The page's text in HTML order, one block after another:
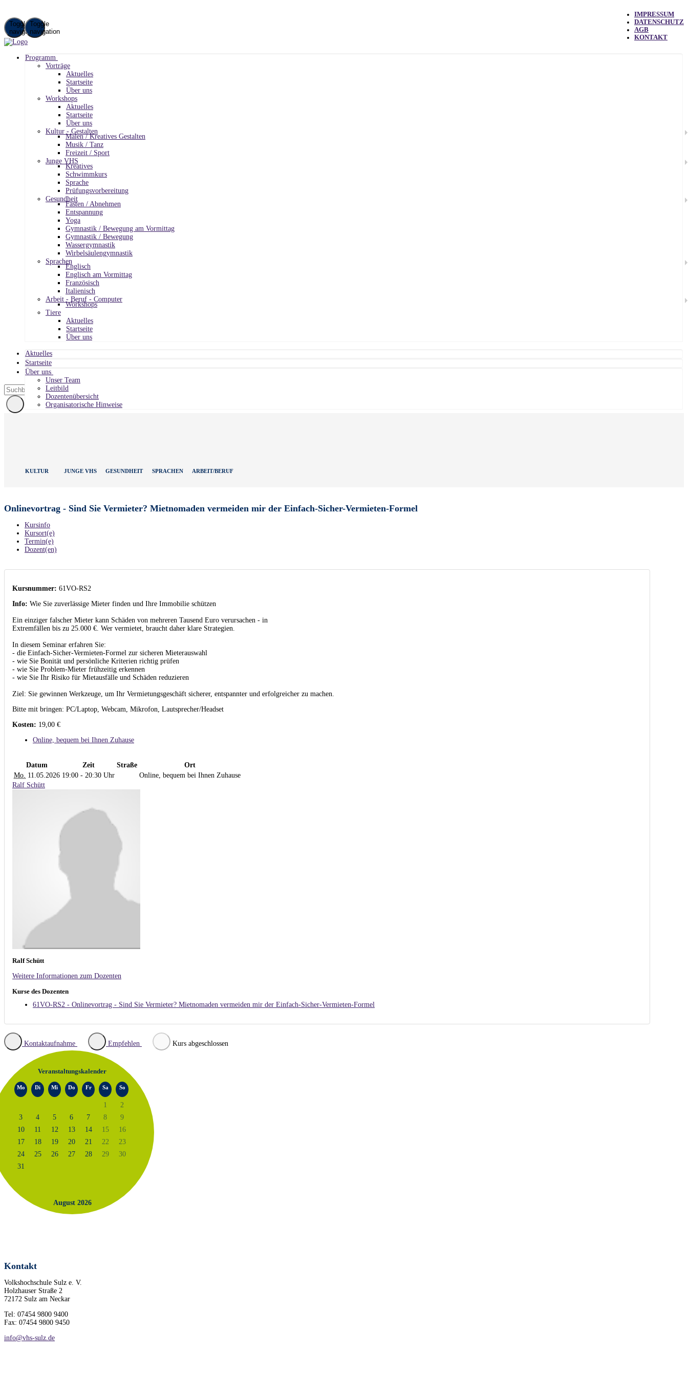
IMPRESSUM
DATENSCHUTZ
AGB
KONTAKT
Toggle
navigation
Toggle
navigation
Programm
Vorträge
Aktuelles
Startseite
Über uns
Workshops
Aktuelles
Startseite
Über uns
Kultur - Gestalten
Malen / Kreatives Gestalten
Musik / Tanz
Freizeit / Sport
Junge VHS
Kreatives
Schwimmkurs
Sprache
Prüfungsvorbereitung
Gesundheit
Fasten / Abnehmen
Entspannung
Yoga
Gymnastik / Bewegung am Vormittag
Gymnastik / Bewegung
Wassergymnastik
Wirbelsäulengymnastik
Sprachen
Englisch
Englisch am Vormittag
Französisch
Italienisch
Arbeit - Beruf - Computer
Workshops
Tiere
Aktuelles
Startseite
Über uns
Aktuelles
Startseite
Über uns
Unser Team
Leitbild
Dozentenübersicht
Organisatorische Hinweise
KULTUR JUNGE VHS GESUNDHEIT SPRACHEN ARBEIT/BERUF
Onlinevortrag - Sind Sie Vermieter? Mietnomaden vermeiden mir der Einfach-Sicher-Vermieten-Formel
Kursinfo
Kursort(e)
Termin(e)
Dozent(en)
Kursnummer: 61VO-RS2
Info: Wie Sie zuverlässige Mieter finden und Ihre Immobilie schützen
Ein einziger falscher Mieter kann Schäden von mehreren Tausend Euro verursachen - in
Extremfällen bis zu 25.000 €. Wer vermietet, braucht daher klare Strategien.
In diesem Seminar erfahren Sie:
- die Einfach-Sicher-Vermieten-Formel zur sicheren Mieterauswahl
- wie Sie Bonität und persönliche Kriterien richtig prüfen
- wie Sie Problem-Mieter frühzeitig erkennen
- wie Sie Ihr Risiko für Mietausfälle und Schäden reduzieren
Ziel: Sie gewinnen Werkzeuge, um Ihr Vermietungsgeschäft sicherer, entspannter und erfolgreicher zu machen.
Bitte mit bringen: PC/Laptop, Webcam, Mikrofon, Lautsprecher/Headset
Kosten: 19,00 €
Online, bequem bei Ihnen Zuhause
Datum Zeit Straße
Ort
Mo. 11.05.2026 19:00 - 20:30 Uhr
Online, bequem bei Ihnen Zuhause
Ralf Schütt
Ralf Schütt
Weitere Informationen zum Dozenten
Kurse des Dozenten
61VO-RS2 - Onlinevortrag - Sind Sie Vermieter? Mietnomaden vermeiden mir der Einfach-Sicher-Vermieten-Formel
Kontaktaufnahme Empfehlen Kurs abgeschlossen
Veranstaltungskalender
Mo Di Mi Do Fr Sa So
1
2
3
4 5 6 7 8
9
10
11 12 13 14 15
16
17
18 19 20 21 22
23
24
25 26 27 28 29
30
31
August 2026
Kontakt
Volkshochschule Sulz e. V.
Holzhauser Straße 2
72172 Sulz am Neckar
Tel: 07454 9800 9400
Fax: 07454 9800 9450
info@vhs-sulz.de